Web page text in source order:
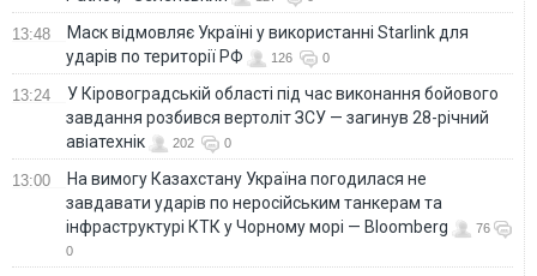
13:48
Маск відмовляє Україні у використанні Starlink для
ударів по території РФ
126 0
13:24
У Кіровоградській області під час виконання бойового
завдання розбився вертоліт ЗСУ — загинув 28-річний
авіатехнік
202 0
13:00
На вимогу Казахстану Україна погодилася не
завдавати ударів по неросійським танкерам та
інфраструктурі КТК у Чорному морі — Bloomberg
76
0